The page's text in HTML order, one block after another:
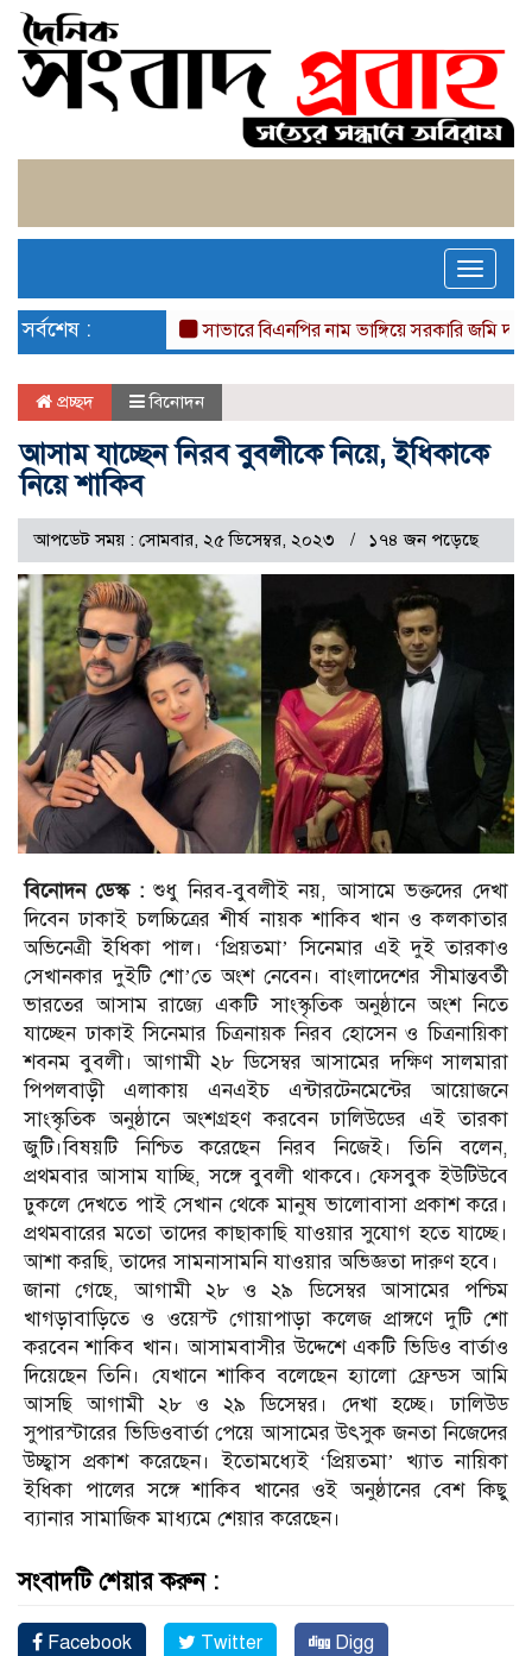
Toggle
সর্বশেষ : সাভারে বিএনপির নাম ভাঙ্গিয়ে সরকারি জমি দখল,
প্রচ্ছদ বিনোদন
আসাম যাচ্ছেন নিরব বুবলীকে নিয়ে, ইধিকাকে
নিয়ে শাকিব
আপডেট সময় : সোমবার, ২৫ ডিসেম্বর, ২০২৩ ১৭৪ জন পড়েছে
বিনোদন ডেস্ক :শুধু নিরব-বুবলীই নয়, আসামে ভক্তদের দেখা
দিবেন ঢাকাই চলচ্চিত্রের শীর্ষ নায়ক শাকিব খান ও কলকাতার
অভিনেত্রী ইধিকা পাল। ‘প্রিয়তমা’ সিনেমার এই দুই তারকাও
সেখানকার দুইটি শো’তে অংশ নেবেন। বাংলাদেশের সীমান্তবর্তী
ভারতের আসাম রাজ্যে একটি সাংস্কৃতিক অনুষ্ঠানে অংশ নিতে
যাচ্ছেন ঢাকাই সিনেমার চিত্রনায়ক নিরব হোসেন ও চিত্রনায়িকা
শবনম বুবলী। আগামী ২৮ ডিসেম্বর আসামের দক্ষিণ সালমারা
পিপলবাড়ী এলাকায় এনএইচ এন্টারটেনমেন্টের আয়োজনে
সাংস্কৃতিক অনুষ্ঠানে অংশগ্রহণ করবেন ঢালিউডের এই তারকা
জুটি।বিষয়টি নিশ্চিত করেছেন নিরব নিজেই। তিনি বলেন,
প্রথমবার আসাম যাচ্ছি, সঙ্গে বুবলী থাকবে। ফেসবুক ইউটিউবে
ঢুকলে দেখতে পাই সেখান থেকে মানুষ ভালোবাসা প্রকাশ করে।
প্রথমবারের মতো তাদের কাছাকাছি যাওয়ার সুযোগ হতে যাচ্ছে।
আশা করছি, তাদের সামনাসামনি যাওয়ার অভিজ্ঞতা দারুণ হবে।
জানা গেছে, আগামী ২৮ ও ২৯ ডিসেম্বর আসামের পশ্চিম
খাগড়াবাড়িতে ও ওয়েস্ট গোয়াপাড়া কলেজ প্রাঙ্গণে দুটি শো
করবেন শাকিব খান। আসামবাসীর উদ্দেশে একটি ভিডিও বার্তাও
দিয়েছেন তিনি। যেখানে শাকিব বলেছেন হ্যালো ফ্রেন্ডস আমি
আসছি আগামী ২৮ ও ২৯ ডিসেম্বর। দেখা হচ্ছে। ঢালিউড
সুপারস্টারের ভিডিওবার্তা পেয়ে আসামের উৎসুক জনতা নিজেদের
উচ্ছ্বাস প্রকাশ করেছেন। ইতোমধ্যেই ‘প্রিয়তমা’ খ্যাত নায়িকা
ইধিকা পালের সঙ্গে শাকিব খানের ওই অনুষ্ঠানের বেশ কিছু
ব্যানার সামাজিক মাধ্যমে শেয়ার করেছেন।
সংবাদটি শেয়ার করুন :
Facebook Twitter Digg